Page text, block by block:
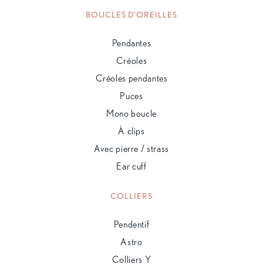
BOUCLES D'OREILLES
Pendantes
Créoles
Créoles pendantes
Puces
Mono boucle
À clips
Avec pierre / strass
Ear cuff
COLLIERS
Pendentif
Astro
Colliers Y